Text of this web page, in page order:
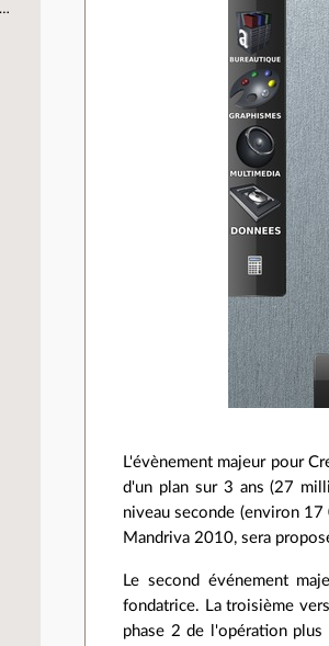
L'évènement majeur pour
d'un plan sur 3 ans (27
niveau seconde (environ
Mandriva 2010, sera
Le second événement
fondatrice. La troisième
phase 2 de l'opération